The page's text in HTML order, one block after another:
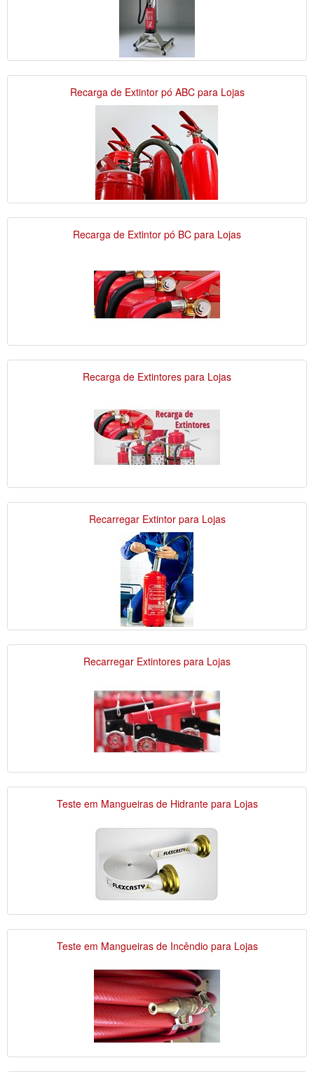
Recarga de Extintor pó ABC para Lojas
Recarga de Extintor pó BC para Lojas
Recarga de Extintores para Lojas
Recarregar Extintor para Lojas
Recarregar Extintores para Lojas
Teste em Mangueiras de Hidrante para Lojas
Teste em Mangueiras de Incêndio para Lojas